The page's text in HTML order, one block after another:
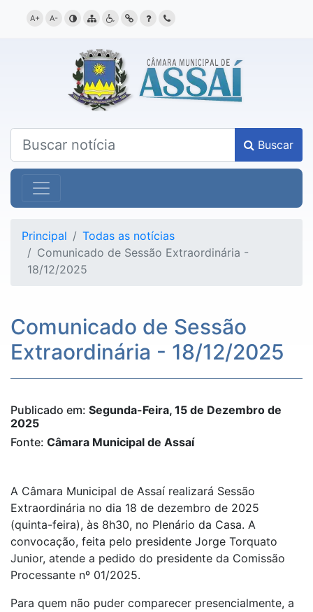
A+
A-
Buscar
Principal
Todas as notícias
Comunicado de Sessão Extraordinária -
18/12/2025
Comunicado de Sessão
Extraordinária - 18/12/2025
Publicado em: Segunda-Feira, 15 de Dezembro de
2025
Fonte: Câmara Municipal de Assaí
A Câmara Municipal de Assaí realizará Sessão
Extraordinária no dia 18 de dezembro de 2025
(quinta-feira), às 8h30, no Plenário da Casa. A
convocação, feita pelo presidente Jorge Torquato
Junior, atende a pedido do presidente da Comissão
Processante nº 01/2025.
Para quem não puder comparecer presencialmente, a